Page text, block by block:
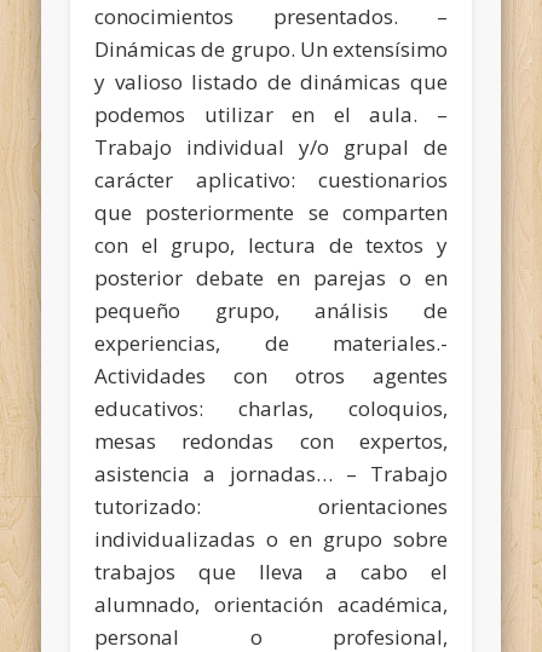
conocimientos presentados. –
Dinámicas de grupo. Un extensísimo
y valioso listado de dinámicas que
podemos utilizar en el aula. –
Trabajo individual y/o grupal de
carácter aplicativo: cuestionarios
que posteriormente se comparten
con el grupo, lectura de textos y
posterior debate en parejas o en
pequeño grupo, análisis de
experiencias, de materiales.-
Actividades con otros agentes
educativos: charlas, coloquios,
mesas redondas con expertos,
asistencia a jornadas… – Trabajo
tutorizado: orientaciones
individualizadas o en grupo sobre
trabajos que lleva a cabo el
alumnado, orientación académica,
personal o profesional,